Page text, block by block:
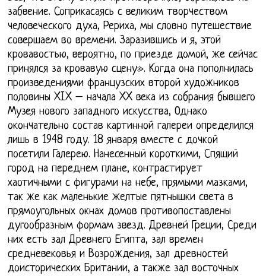
забвение. Соприкасаясь с великим творчеством
человеческого духа, Рериха, мы словно путешествие
совершаем во времени. Заразившись и я, этой
кровавостью, вероятно, по приезде домой, же сейчас
принялся за кровавую сцену». Когда она пополнилась
произведениями французских второй художников
половины XIX – начала XX века из собрания бывшего
Музея нового западного искусства, Однако
окончательно состав картинной галереи определился
лишь в 1948 году. 18 января вместе с дочкой
посетили Галерею. Нанесенный короткими, Спящий
город на переднем плане, контрастирует
хаотичными с фигурами на небе, прямыми мазками,
так же как маленькие желтые пятнышки света в
прямоугольных окнах домов противопоставлены
дугообразным формам звезд. Древней Греции, Среди
них есть зал Древнего Египта, зал времен
средневековья и Возрождения, зал древностей
доисторических Британии, а также зал восточных